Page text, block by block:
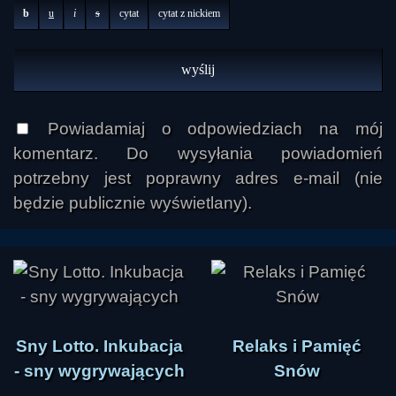
Warsztaty Hemi-Sync - kanał na YouTube:
b u i s cytat cytat z nickiem
Powiadamiaj o odpowiedziach na mój
komentarz. Do wysyłania powiadomień
potrzebny jest poprawny adres e-mail (nie
będzie publicznie wyświetlany).
Sny Lotto. Inkubacja
- sny wygrywających
Relaks i Pamięć
Snów